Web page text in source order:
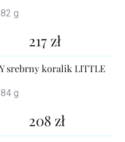
g
217 zł
srebrny koralik LITTLE
g
208 zł